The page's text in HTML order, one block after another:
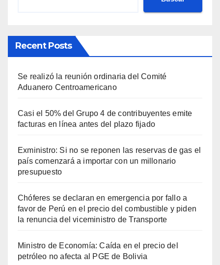
Recent Posts
Se realizó la reunión ordinaria del Comité
Aduanero Centroamericano
Casi el 50% del Grupo 4 de contribuyentes emite
facturas en línea antes del plazo fijado
Exministro: Si no se reponen las reservas de gas el
país comenzará a importar con un millonario
presupuesto
Chóferes se declaran en emergencia por fallo a
favor de Perú en el precio del combustible y piden
la renuncia del viceministro de Transporte
Ministro de Economía: Caída en el precio del
petróleo no afecta al PGE de Bolivia